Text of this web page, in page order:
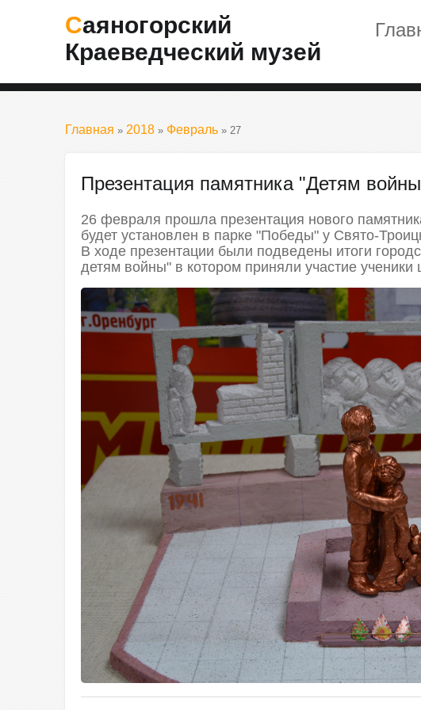
Саяногорский
Краеведческий музей
Главная » 2018 » Февраль » 27
Презентация памятника "Детям
26 февраля прошла презентация нового
будет установлен в парке "Победы" у Свято-
В ходе презентации были подведены итоги
детям войны" в котором приняли участие ученики